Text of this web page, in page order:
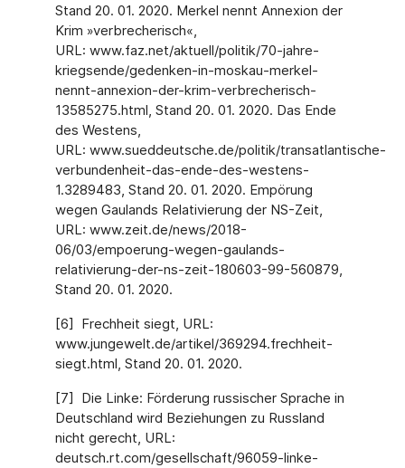
Stand 20. 01. 2020. Merkel nennt Annexion der
Krim »verbrecherisch«,
URL: www.faz.net/aktuell/politik/70-jahre-
kriegsende/gedenken-in-moskau-merkel-
nennt-annexion-der-krim-verbrecherisch-
13585275.html, Stand 20. 01. 2020. Das Ende
des Westens,
URL: www.sueddeutsche.de/politik/transatlantische-
verbundenheit-das-ende-des-westens-
1.3289483, Stand 20. 01. 2020. Empörung
wegen Gaulands Relativierung der NS-Zeit,
URL: www.zeit.de/news/2018-
06/03/empoerung-wegen-gaulands-
relativierung-der-ns-zeit-180603-99-560879,
Stand 20. 01. 2020.
[6] Frechheit siegt, URL:
www.jungewelt.de/artikel/369294.frechheit-
siegt.html, Stand 20. 01. 2020.
[7] Die Linke: Förderung russischer Sprache in
Deutschland wird Beziehungen zu Russland
nicht gerecht, URL:
deutsch.rt.com/gesellschaft/96059-linke-